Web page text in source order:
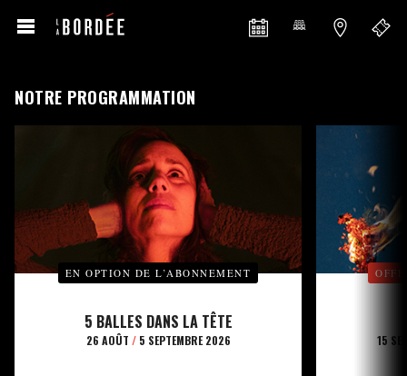
NOTRE PROGRAMMATION
EN OPTION DE L’ABONNEMENT
5 BALLES DANS LA TÊTE
26 AOÛT /5 SEPTEMBRE 2026 15